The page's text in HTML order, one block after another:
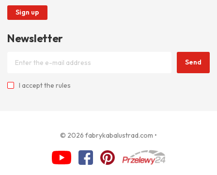
Sign up
Newsletter
Send
I acceptthe rules
© 2026 fabrykabalustrad.com •